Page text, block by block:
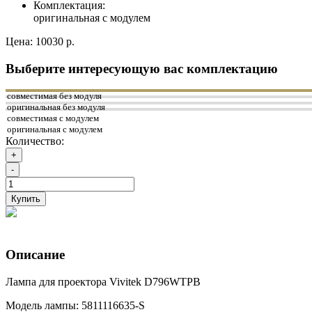
Комплектация:
оригинальная с модулем
Цена: 10030 р.
Выберите интересующую вас комплектацию
совместимая без модуля
оригинальная без модуля
совместимая с модулем
оригинальная с модулем
Количество:
+
-
Купить
Описание
Лампа для проектора Vivitek D796WTPB
Модель лампы: 5811116635-S